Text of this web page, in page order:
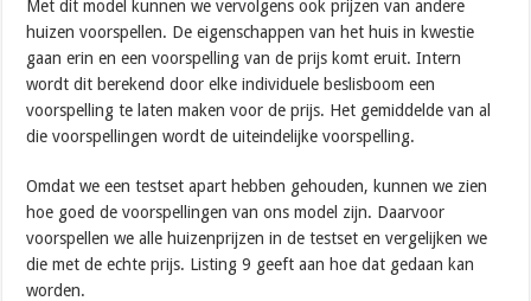
Met dit model kunnen we vervolgens ook prijzen van andere
huizen voorspellen. De eigenschappen van het huis in kwestie
gaan erin en een voorspelling van de prijs komt eruit. Intern
wordt dit berekend door elke individuele beslisboom een
voorspelling te laten maken voor de prijs. Het gemiddelde van al
die voorspellingen wordt de uiteindelijke voorspelling.
Omdat we een testset apart hebben gehouden, kunnen we zien
hoe goed de voorspellingen van ons model zijn. Daarvoor
voorspellen we alle huizenprijzen in de testset en vergelijken we
die met de echte prijs. Listing 9 geeft aan hoe dat gedaan kan
worden.